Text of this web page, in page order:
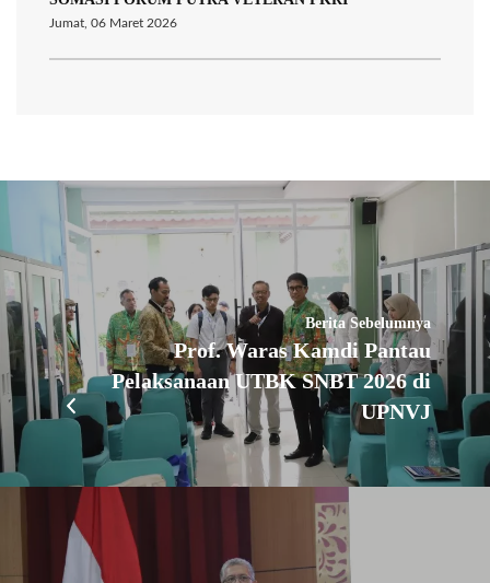
Jumat, 06 Maret 2026
Berita Sebelumnya
Prof. Waras Kamdi Pantau
Pelaksanaan UTBK SNBT 2026 di
UPNVJ